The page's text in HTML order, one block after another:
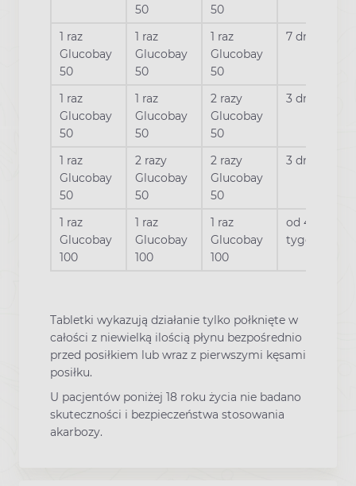
50
50
1 raz
Glucobay
50
1 raz
Glucobay
50
1 raz
Glucobay
50
7 dni
1 raz
Glucobay
50
1 raz
Glucobay
50
2 razy
Glucobay
50
3 dni
1 raz
Glucobay
50
2 razy
Glucobay
50
2 razy
Glucobay
50
3 dni
1 raz
Glucobay
100
1 raz
Glucobay
100
1 raz
Glucobay
100
od 4 - 8
tygodnia
Tabletki wykazują działanie tylko połknięte w
całości z niewielką ilością płynu bezpośrednio
przed posiłkiem lub wraz z pierwszymi kęsami
posiłku.
U pacjentów poniżej 18 roku życia nie badano
skuteczności i bezpieczeństwa stosowania
akarbozy.